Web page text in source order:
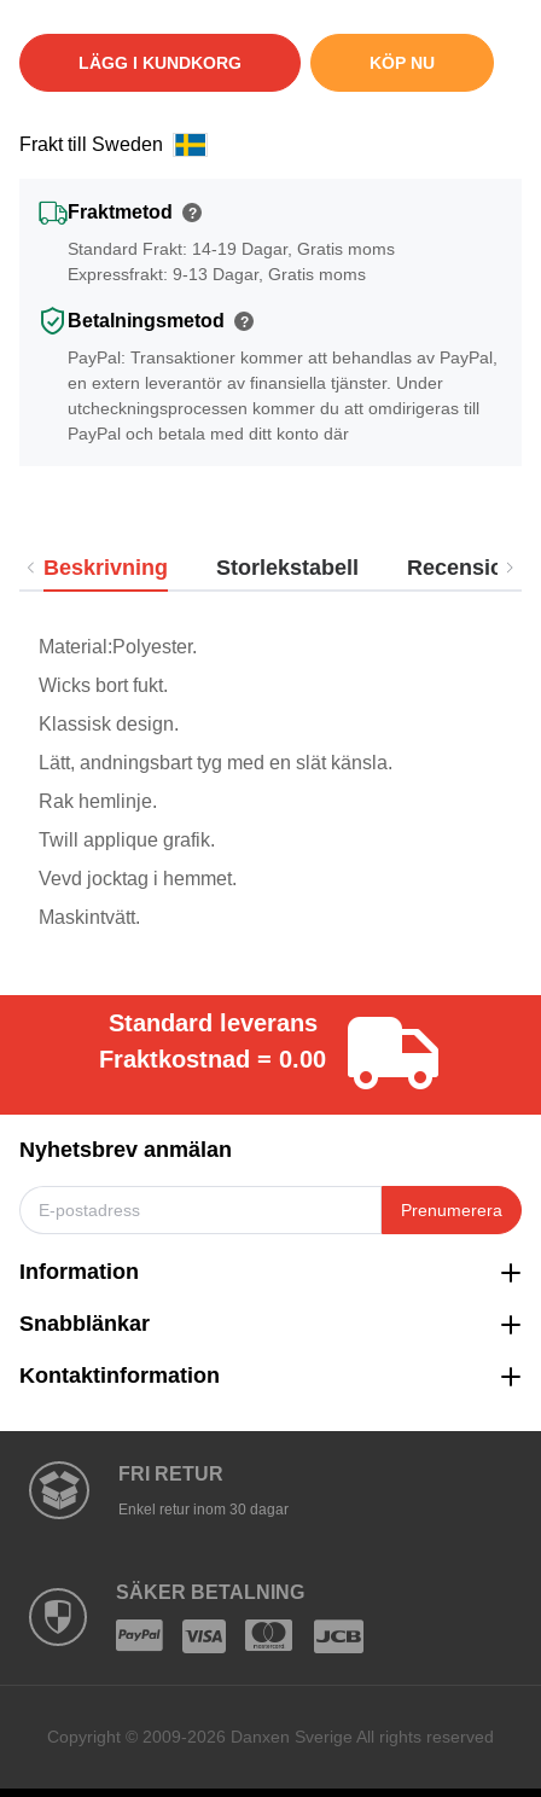
LÄGG I KUNDKORG KÖP NU
Frakt till Sweden
Fraktmetod ?
Standard Frakt: 14-19 Dagar, Gratis moms
Expressfrakt: 9-13 Dagar, Gratis moms
Betalningsmetod ?
PayPal: Transaktioner kommer att behandlas av PayPal,
en extern leverantör av finansiella tjänster. Under
utcheckningsprocessen kommer du att omdirigeras till
PayPal och betala med ditt konto där
Beskrivning Storlekstabell Recensioner
Material:Polyester.
Wicks bort fukt.
Klassisk design.
Lätt, andningsbart tyg med en slät känsla.
Rak hemlinje.
Twill applique grafik.
Vevd jocktag i hemmet.
Maskintvätt.
Standard leverans
Fraktkostnad = 0.00
Nyhetsbrev anmälan
Prenumerera
Information
Snabblänkar
Kontaktinformation
FRI RETUR
Enkel retur inom 30 dagar
SÄKER BETALNING
Copyright © 2009-2026 Danxen Sverige All rights reserved